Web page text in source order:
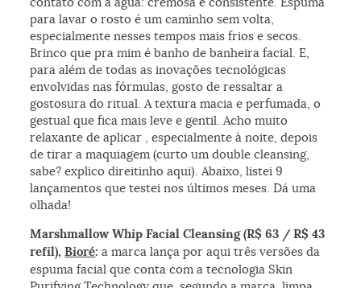
para lavar o rosto é um caminho sem volta,
especialmente nesses tempos mais frios e secos.
Brinco que pra mim é banho de banheira facial. E,
para além de todas as inovações tecnológicas
envolvidas nas fórmulas, gosto de ressaltar a
gostosura do ritual. A textura macia e perfumada, o
gestual que fica mais leve e gentil. Acho muito
relaxante de aplicar , especialmente à noite, depois
de tirar a maquiagem (curto um double cleansing,
sabe? explico direitinho aqui). Abaixo, listei 9
lançamentos que testei nos últimos meses. Dá uma
olhada!
Marshmallow Whip Facial Cleansing (R$ 63 / R$ 43
refil),Bioré: a marca lança por aqui três versões da
espuma facial que conta com a tecnologia Skin